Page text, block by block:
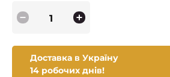
Доставка в Україну
14 робочих днів!